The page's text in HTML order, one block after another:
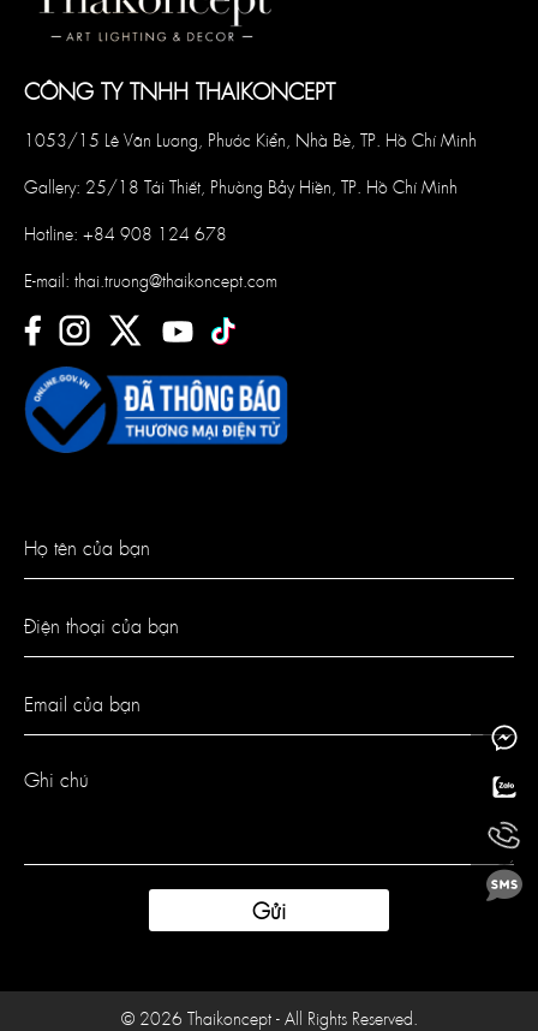
CÔNG TY TNHH THAIKONCEPT
1053/15 Lê Văn Lương, Phước Kiển, Nhà Bè, TP. Hồ Chí Minh
Gallery: 25/18 Tái Thiết, Phường Bảy Hiền, TP. Hồ Chí Minh
Hotline: +84 908 124 678
E-mail: thai.truong@thaikoncept.com
Gửi
© 2026 Thaikoncept - All Rights Reserved.